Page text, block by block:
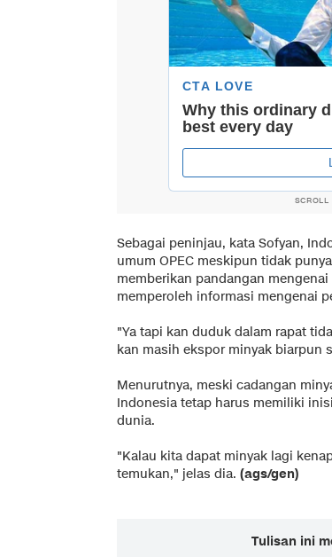
Sebagai peninjau, kata Sofyan,
umum OPEC meskipun tidak
memberikan pandangan
memperoleh informasi mengenai
"Ya tapi kan duduk dalam rapat
kan masih ekspor minyak biarpun
Menurutnya, meski cadangan
Indonesia tetap harus memiliki
dunia.
"Kalau kita dapat minyak lagi
temukan," jelas dia. (ags/gen)
Tulisan ini